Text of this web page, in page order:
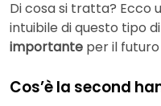
Di cosa si tratta? Ecco
intuibile di questo tipo
importante per il
Cos’è la second